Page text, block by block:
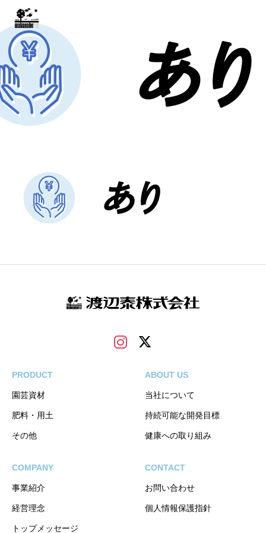
PRODUCT
園芸資材
肥料・用土
その他
ABOUT US
当社について
持続可能な開発目標
健康への取り組み
COMPANY
事業紹介
経営理念
トップメッセージ
CONTACT
お問い合わせ
個人情報保護指針